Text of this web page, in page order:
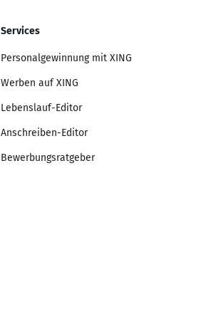
Services
Personalgewinnung mit XING
Werben auf XING
Lebenslauf-Editor
Anschreiben-Editor
Bewerbungsratgeber